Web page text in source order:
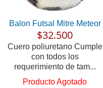
Balon Futsal Mitre Meteor
$32.500
Cuero poliuretano Cumple
con todos los
requerimiento de tam...
Producto Agotado